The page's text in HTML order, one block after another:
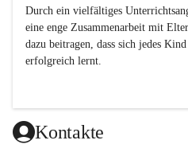
Durch ein vielfältiges
eine enge Zusammenarbeit mit
dazu beitragen, dass sich jedes
erfolgreich lernt.
Kontakte